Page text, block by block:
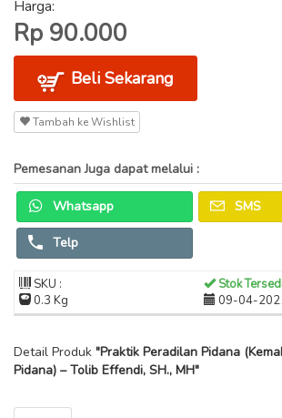
Harga:
Rp 90.000
Beli Sekarang
Tambah ke Wishlist
Pemesanan Juga dapat melalui :
Whatsapp SMS
Telp
SKU :
Stok
0.3 Kg
09-04-
Detail Produk "Praktik Peradilan Pidana
Pidana) – Tolib Effendi, SH., MH"